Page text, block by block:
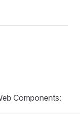
Components: